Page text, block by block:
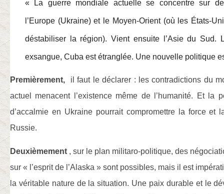
« La guerre mondiale actuelle se concentre sur
l’Europe (Ukraine) et le Moyen-Orient (où les États-
déstabiliser la région). Vient ensuite l’Asie du Sud.
exsangue, Cuba est étranglée. Une nouvelle politique
Premièrement, il faut le déclarer : les contradictions du
actuel menacent l’existence même de l’humanité. Et la
d’accalmie en Ukraine pourrait compromettre la force et
Russie.
Deuxièmement , sur le plan militaro-politique, des
sur « l’esprit de l’Alaska » sont possibles, mais il est
la véritable nature de la situation. Une paix durable et le